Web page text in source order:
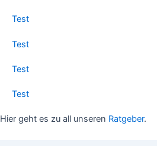
Test
Test
Test
Test
Hier geht es zu all unseren Ratgeber.